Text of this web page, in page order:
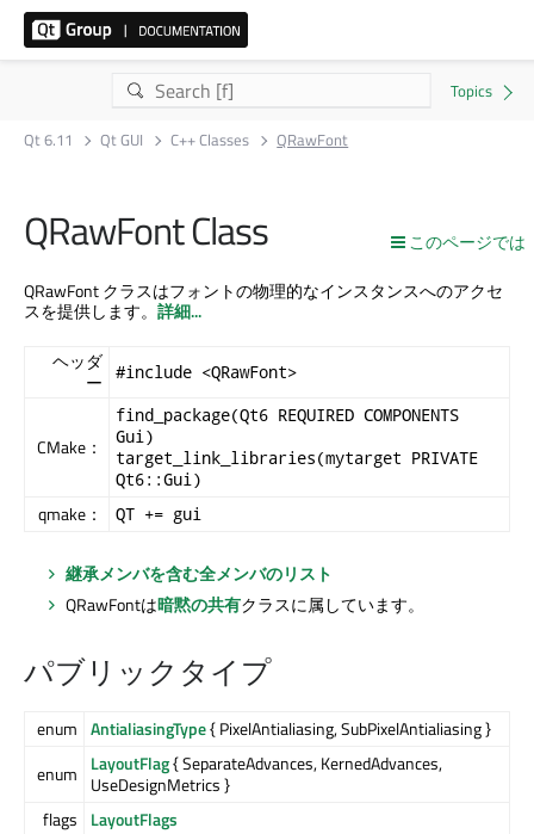
Qt 6.11 Qt GUI C++ Classes QRawFont
このページでは
QRawFont Class
QRawFont クラスはフォントの物理的なインスタンスへのアクセ
スを提供します。 詳細...
ヘッダ
ー
#include <QRawFont>
CMake：
find_package(Qt6 REQUIRED COMPONENTS
Gui)
target_link_libraries(mytarget PRIVATE
Qt6::Gui)
qmake： QT += gui
継承メンバを含む全メンバのリスト
QRawFontは暗黙の共有クラスに属しています。
パブリックタイプ
enum AntialiasingType{ PixelAntialiasing, SubPixelAntialiasing }
enum
LayoutFlag{ SeparateAdvances, KernedAdvances,
UseDesignMetrics }
flags
LayoutFlags